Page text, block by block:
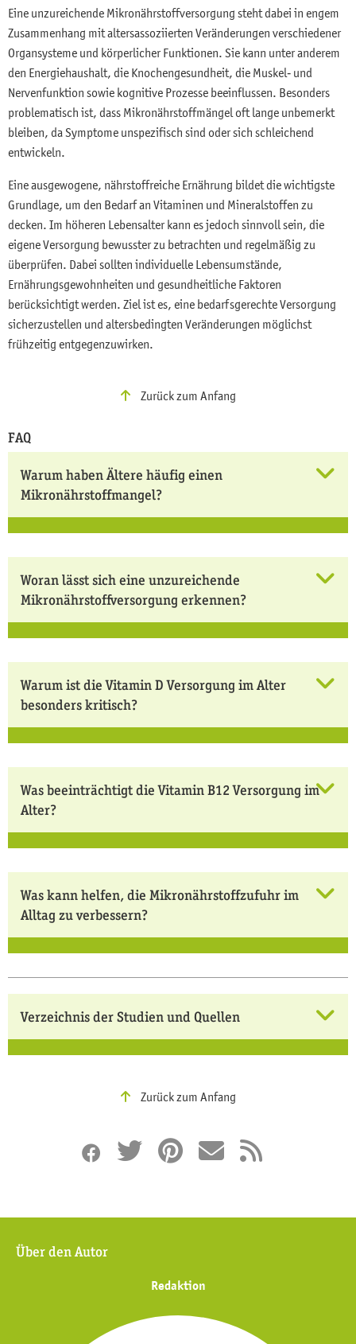
Eine unzureichende Mikronährstoffversorgung steht dabei in engem
Zusammenhang mit altersassoziierten Veränderungen verschiedener
Organsysteme und körperlicher Funktionen. Sie kann unter anderem
den Energiehaushalt, die Knochengesundheit, die Muskel‑ und
Nervenfunktion sowie kognitive Prozesse beeinflussen. Besonders
problematisch ist, dass Mikronährstoffmängel oft lange unbemerkt
bleiben, da Symptome unspezifisch sind oder sich schleichend
entwickeln.
Eine ausgewogene, nährstoffreiche Ernährung bildet die wichtigste
Grundlage, um den Bedarf an Vitaminen und Mineralstoffen zu
decken. Im höheren Lebensalter kann es jedoch sinnvoll sein, die
eigene Versorgung bewusster zu betrachten und regelmäßig zu
überprüfen. Dabei sollten individuelle Lebensumstände,
Ernährungsgewohnheiten und gesundheitliche Faktoren
berücksichtigt werden. Ziel ist es, eine bedarfsgerechte Versorgung
sicherzustellen und altersbedingten Veränderungen möglichst
frühzeitig entgegenzuwirken.
Zurück zum Anfang
FAQ
Warum haben Ältere häufig einen
Mikronährstoffmangel?
Woran lässt sich eine unzureichende
Mikronährstoffversorgung erkennen?
Warum ist die Vitamin D Versorgung im Alter
besonders kritisch?
Was beeinträchtigt die Vitamin B12 Versorgung im
Alter?
Was kann helfen, die Mikronährstoffzufuhr im
Alltag zu verbessern?
Verzeichnis der Studien und Quellen
Zurück zum Anfang
Über den Autor
Redaktion